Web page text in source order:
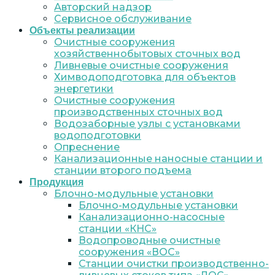
Авторский надзор
Сервисное обслуживание
Объекты реализации
Очистные сооружения
хозяйственнобытовых сточных вод
Ливневые очистные сооружения
Химводоподготовка для объектов
энергетики
Очистные сооружения
производственных сточных вод
Водозаборные узлы с установками
водоподготовки
Опреснение
Канализационные наносные станции и
станции второго подъема
Продукция
Блочно-модульные установки
Блочно-модульные установки
Канализационно-насосные
станции «КНС»
Водопроводные очистные
сооружения «ВОС»
Станции очистки производственно-